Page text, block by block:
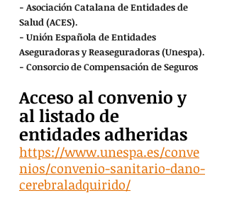
- Asociación Catalana de Entidades de
Salud (ACES).
- Unión Española de Entidades
Aseguradoras y Reaseguradoras (Unespa).
- Consorcio de Compensación de Seguros
Acceso al convenio y
al listado de
entidades adheridas
https://www.unespa.es/conve
nios/convenio-sanitario-dano-
cerebraladquirido/